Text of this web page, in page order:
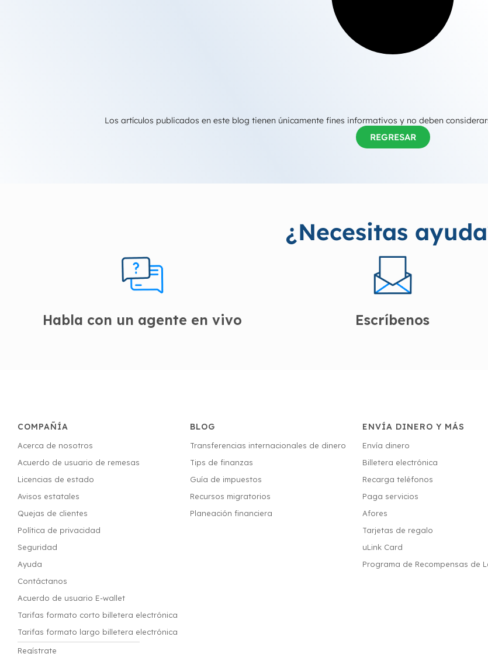
Los artículos publicados en este blog tienen únicamente fines informativos y no deben
REGRESAR
¿Necesitas
Habla con un agente en vivo Escríbenos
COMPAÑÍA
Acerca de nosotros
Acuerdo de usuario de remesas
Licencias de estado
Avisos estatales
Quejas de clientes
Política de privacidad
Seguridad
Ayuda
Contáctanos
Acuerdo de usuario E-wallet
Tarifas formato corto billetera electrónica
Tarifas formato largo billetera electrónica
Regístrate
BLOG
Transferencias internacionales de dinero
Tips de finanzas
Guía de impuestos
Recursos migratorios
Planeación financiera
ENVÍA DINERO Y MÁS
Envía dinero
Billetera electrónica
Recarga teléfonos
Paga servicios
Afores
Tarjetas de regalo
uLink Card
Programa de Recompensas de